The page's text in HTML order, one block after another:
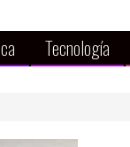
Tecnología